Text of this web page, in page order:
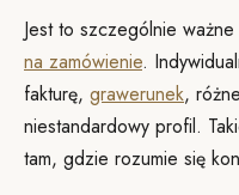
Jest to szczególnie
na zamówienie.
fakturę, grawerunek,
niestandardowy profil.
tam, gdzie rozumie się